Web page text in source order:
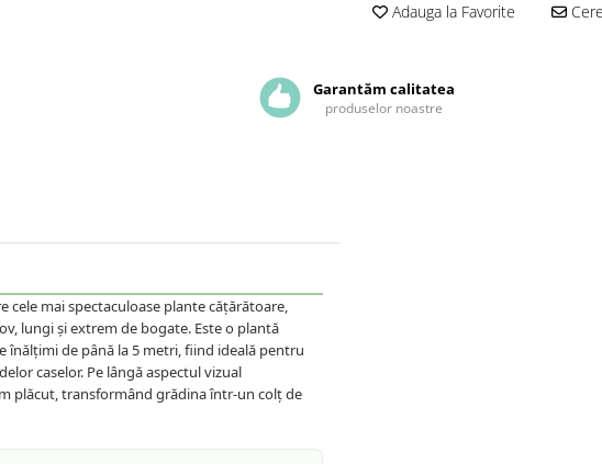
Adauga la Favorite
Garantăm calitatea
produselor noastre
cele mai spectaculoase plante cățărătoare,
lungi și extrem de bogate. Este o plantă
înălțimi de până la 5 metri, fiind ideală pentru
caselor. Pe lângă aspectul vizual
plăcut, transformând grădina într-un colț de